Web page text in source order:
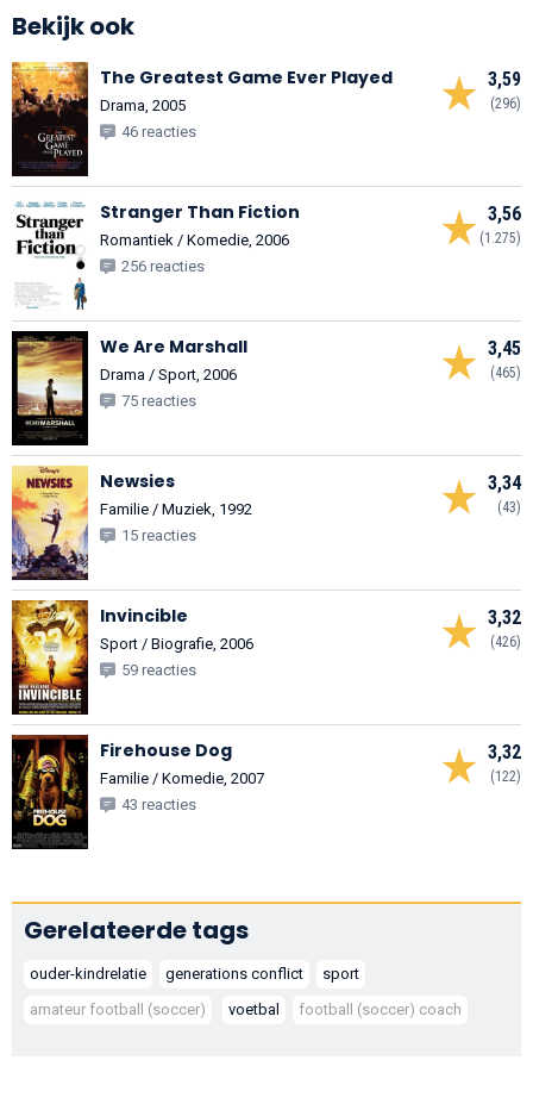
Bekijk ook
3,59
(296)
The Greatest Game Ever Played
Drama, 2005
46 reacties
3,56
(1.275)
Stranger Than Fiction
Romantiek / Komedie, 2006
256 reacties
3,45
(465)
We Are Marshall
Drama / Sport, 2006
75 reacties
3,34
(43)
Newsies
Familie / Muziek, 1992
15 reacties
3,32
(426)
Invincible
Sport / Biografie, 2006
59 reacties
3,32
(122)
Firehouse Dog
Familie / Komedie, 2007
43 reacties
Gerelateerde tags
ouder-kindrelatie generations conflict
sport
amateur football (soccer)
voetbal football (soccer) coach